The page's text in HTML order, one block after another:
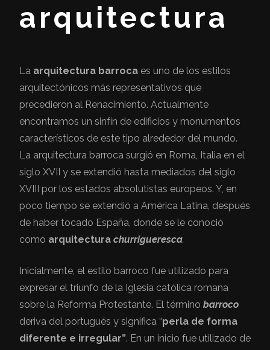
arquitectura
La arquitectura barroca es uno de los estilos
arquitectónicos más representativos que
precedieron al Renacimiento. Actualmente
encontramos un sinfín de edificios y monumentos
característicos de este tipo alrededor del mundo.
La arquitectura barroca surgió en Roma, Italia en el
siglo XVII y se extendió hasta mediados del siglo
XVIII por los estados absolutistas europeos. Y, en
poco tiempo se extendió a América Latina, después
de haber tocado España, donde se le conoció
como arquitectura churrigueresca.
Inicialmente, el estilo barroco fue utilizado para
expresar el triunfo de la Iglesia católica romana
sobre la Reforma Protestante. El término barroco
deriva del portugués y significa “perla de forma
diferente e irregular”. En un inicio fue utilizado de